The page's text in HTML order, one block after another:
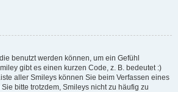
benutzt werden können, um ein Gefühl
gibt es einen kurzen Code, z. B. bedeutet :)
aller Smileys können Sie beim Verfassen eines
bitte trotzdem, Smileys nicht zu häufig zu